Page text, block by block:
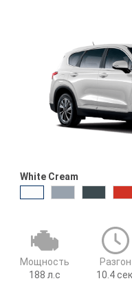
White Cream
Мощность
188 л.с
Разгон
10.4сек.